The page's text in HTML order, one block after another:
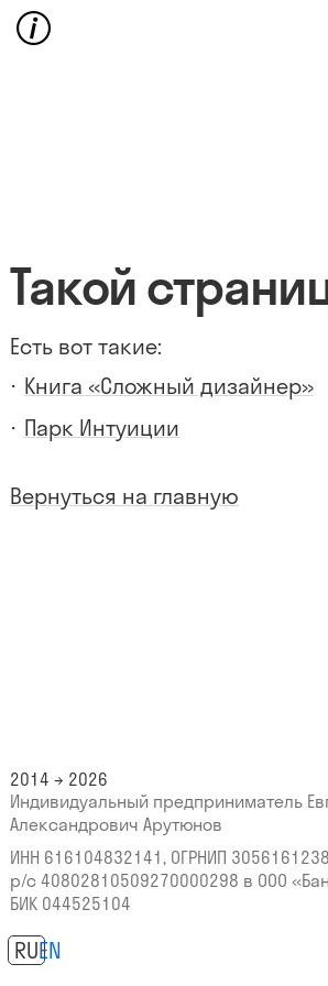
Такой
Есть вот такие:
Книга «Сложный дизайнер»
Парк Интуиции
Вернуться на главную
2014 → 2026
Индивидуальный предприниматель
Александрович Арутюнов
ИНН 616104832141, ОГРНИП
р/с 40802810509270000298 в ООО
БИК 044525104
RUEN